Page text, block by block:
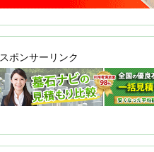
スポンサーリンク